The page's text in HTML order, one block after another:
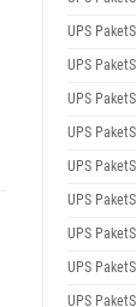
UPS
UPS
UPS
UPS
UPS
UPS
UPS
UPS
UPS